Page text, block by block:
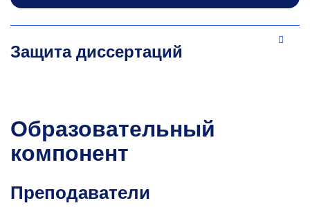
Защита диссертаций
Образовательный
компонент
Преподаватели